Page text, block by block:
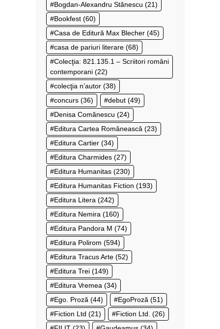
Bogdan-Alexandru Stănescu (21)
Bookfest (60)
Casa de Editură Max Blecher (45)
casa de pariuri literare (68)
Colecţia: 821.135.1 – Scriitori români
contemporani (22)
colecţia n’autor (38)
concurs (36) debut (49)
Denisa Comănescu (24)
Editura Cartea Românească (23)
Editura Cartier (34)
Editura Charmides (27)
Editura Humanitas (230)
Editura Humanitas Fiction (193)
Editura Litera (242)
Editura Nemira (160)
Editura Pandora M (74)
Editura Polirom (594)
Editura Tracus Arte (52)
Editura Trei (149)
Editura Vremea (34)
Ego. Proză (44) EgoProză (51)
Fiction Ltd (21) Fiction Ltd. (26)